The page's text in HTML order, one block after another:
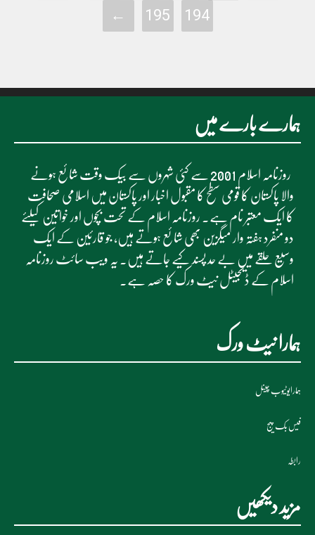
194
195
←
ہمارے بارے میں
روزنامہ اسلام 2001 سے کئی شہروں سے بیک وقت شائع ہونے
والا پاکستان کا قومی سطح کا مقبول اخبار اور پاکستان میں اسلامی صحافت
کا ایک معتبر نام ہے۔ روزنامہ اسلام کے تحت بچوں اور خواتین کیلئے
دو منفرد ہفتہ وار میگزین بھی شائع ہوتے ہیں، جو قارئین کے ایک
وسیع حلقے میں بے حد پسند کیے جاتے ہیں۔ یہ ویب سائٹ روزنامہ
اسلام کے ڈیجیٹل نیٹ ورک کا حصہ ہے۔
ہمارا نیٹ ورک
ہمارایوٹیوب چینل
فیس بک پیج
رابطہ
مزید دیکھیں